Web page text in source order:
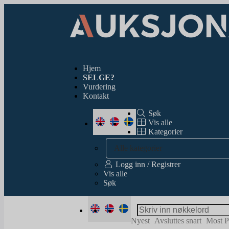
Hjem
SELGE?
Vurdering
Kontakt
Søk
Vis alle
Kategorier
Alle kategorier
Logg inn / Registrer
Vis alle
Søk
Nyest Avsluttes snart Most